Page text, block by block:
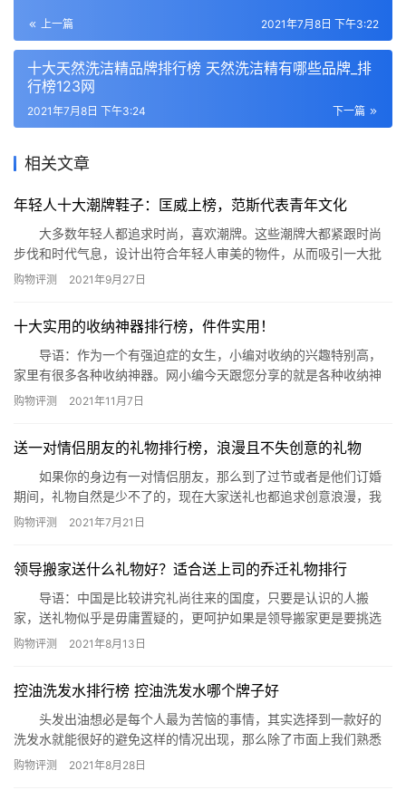
上一篇 2021年7月8日 下午3:22
​十大天然洗洁精品牌排行榜 天然洗洁精有哪些品牌_排
行榜123网
下一篇
2021年7月8日 下午3:24
相关文章
年轻人十大潮牌鞋子：匡威上榜，范斯代表青年文化
大多数年轻人都追求时尚，喜欢潮牌。这些潮牌大都紧跟时尚
步伐和时代气息，设计出符合年轻人审美的物件，从而吸引一大批
年轻顾客。那么这些潮牌都有那些呢?有哪些值得回购的潮牌呢?今
6.回力 7.AJ 8.耐克 …
购物评测 2021年9月27日
十大实用的收纳神器排行榜，件件实用！
导语：作为一个有强迫症的女生，小编对收纳的兴趣特别高，
家里有很多各种收纳神器。网小编今天跟您分享的就是各种收纳神
器，快来看看吧! 十大实用的收纳神器排行榜 1.内衣收纳盒
裤架 10.衣物防护袋 …
购物评测 2021年11月7日
送一对情侣朋友的礼物排行榜，浪漫且不失创意的礼物
如果你的身边有一对情侣朋友，那么到了过节或者是他们订婚
期间，礼物自然是少不了的，现在大家送礼也都追求创意浪漫，我
们作为朋友的该如何选择呢?今天就由小编来为大家列出送一对情侣
艺术摆件 5、照片抱枕 6、定制水杯 7、巧克…
购物评测 2021年7月21日
领导搬家送什么礼物好？适合送上司的乔迁礼物排行
导语：中国是比较讲究礼尚往来的国度，只要是认识的人搬
家，送礼物似乎是毋庸置疑的，更呵护如果是领导搬家更是要挑选
一份适合的礼物了，但是送什么礼物比较呢?很多人都没有思路，这
瓷类 7、土特产 8、聚财摆件 9、鱼缸 …
购物评测 2021年8月13日
控油洗发水排行榜 控油洗发水哪个牌子好
头发出油想必是每个人最为苦恼的事情，其实选择到一款好的
洗发水就能很好的避免这样的情况出现，那么除了市面上我们熟悉
的潘婷与海飞丝，还有哪些值得购买的呢?今天就由小编来为大家列
购物评测 2021年8月28日